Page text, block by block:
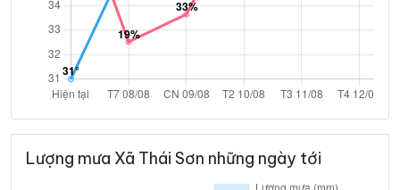
Lượng mưa Xã Thái Sơn những ngày tới